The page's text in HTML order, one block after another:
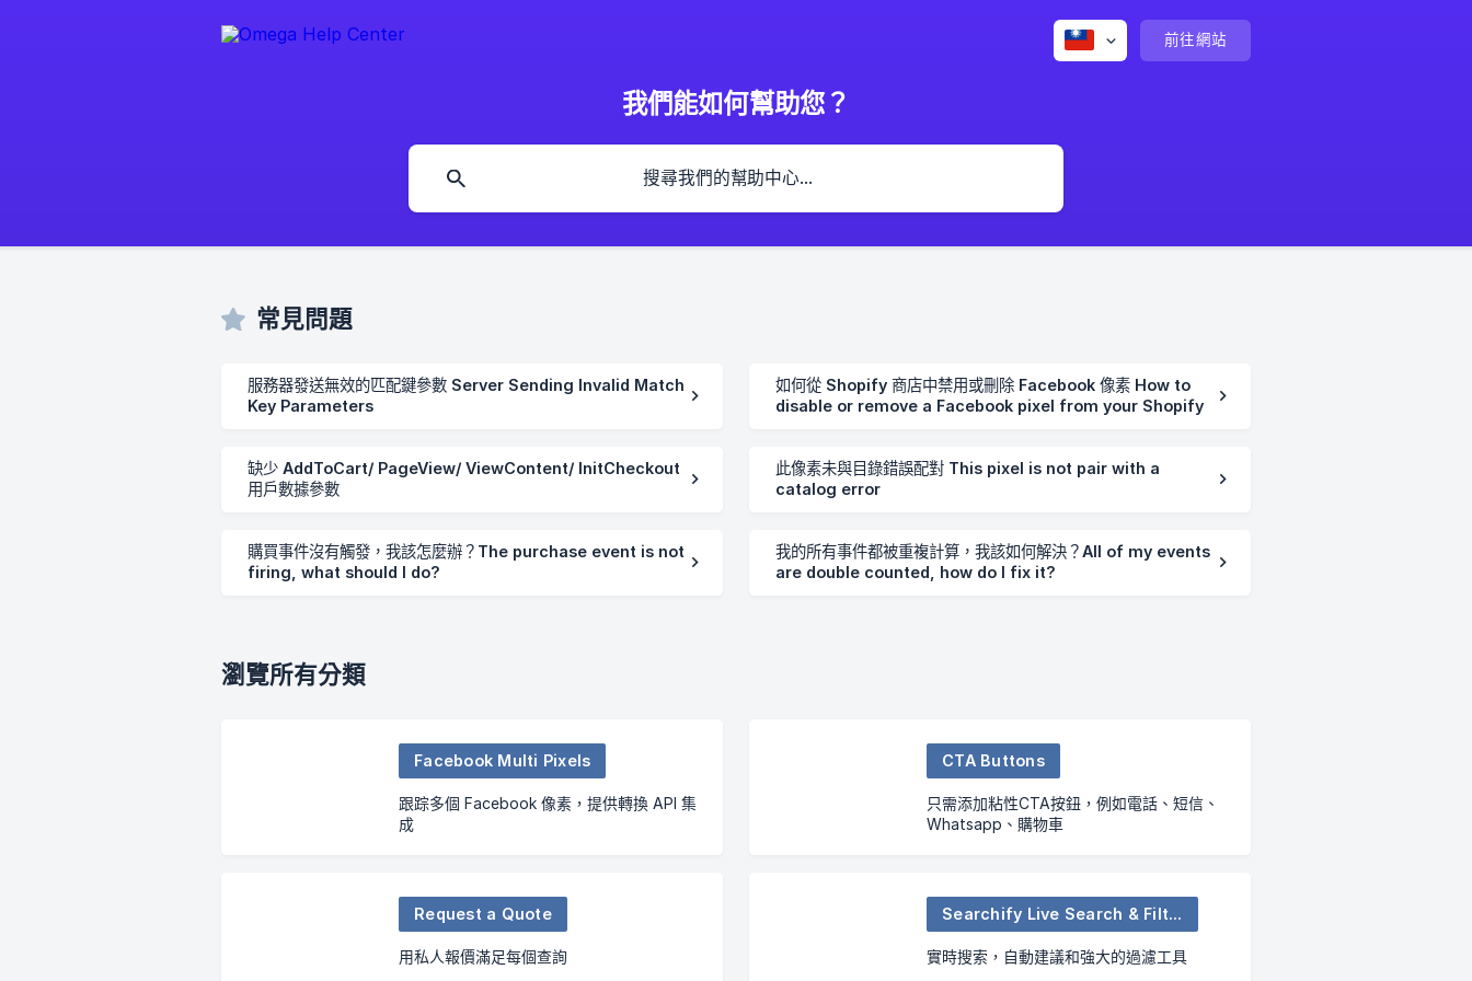
前往網站
我們能如何幫助您？
常見問題
服務器發送無效的匹配鍵參數 Server Sending Invalid Match
Key Parameters
如何從 Shopify 商店中禁用或刪除 Facebook 像素 How to
disable or remove a Facebook pixel from your Shopify
缺少 AddToCart/ PageView/ ViewContent/ InitCheckout
用戶數據參數
此像素未與目錄錯誤配對 This pixel is not pair with a
catalog error
購買事件沒有觸發，我該怎麼辦？The purchase event is not
firing, what should I do?
我的所有事件都被重複計算，我該如何解決？All of my events
are double counted, how do I fix it?
瀏覽所有分類
Facebook Multi Pixels
跟踪多個 Facebook 像素，提供轉換 API 集
成
CTA Buttons
只需添加粘性CTA按鈕，例如電話、短信、
Whatsapp、購物車
Request a Quote
用私人報價滿足每個查詢
Searchify Live Search & Filter
實時搜索，自動建議和強大的過濾工具